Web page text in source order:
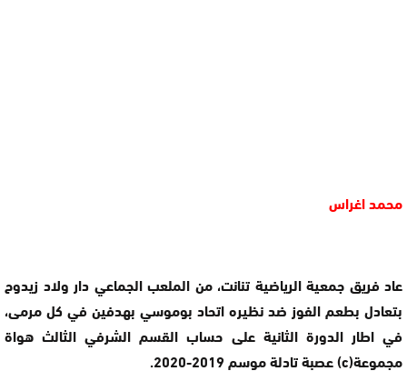
محمد اغراس
عاد فريق جمعية الرياضية تنانت، من الملعب الجماعي دار ولاد زيدوح
بتعادل بطعم الفوز ضد نظيره اتحاد بوموسي بهدفين في كل مرمى،
في اطار الدورة الثانية على حساب القسم الشرفي الثالث هواة
مجموعة(c) عصبة تادلة موسم 2019-2020.